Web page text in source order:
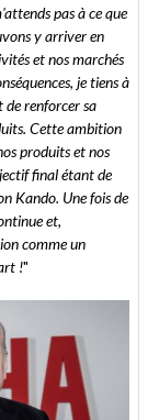
pas à ce que
y arriver en
et nos marchés
je tiens à
renforcer sa
Cette ambition
produits et nos
final étant de
Kando. Une fois de
et,
comme un
!"